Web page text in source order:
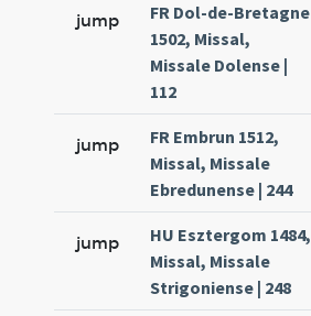
jump
FR Dol-de-Bretagne
1502, Missal,
Missale Dolense |
112
jump
FR Embrun 1512,
Missal, Missale
Ebredunense | 244
jump
HU Esztergom 1484,
Missal, Missale
Strigoniense | 248